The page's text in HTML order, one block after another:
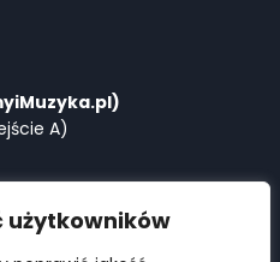
użytkowników
A)